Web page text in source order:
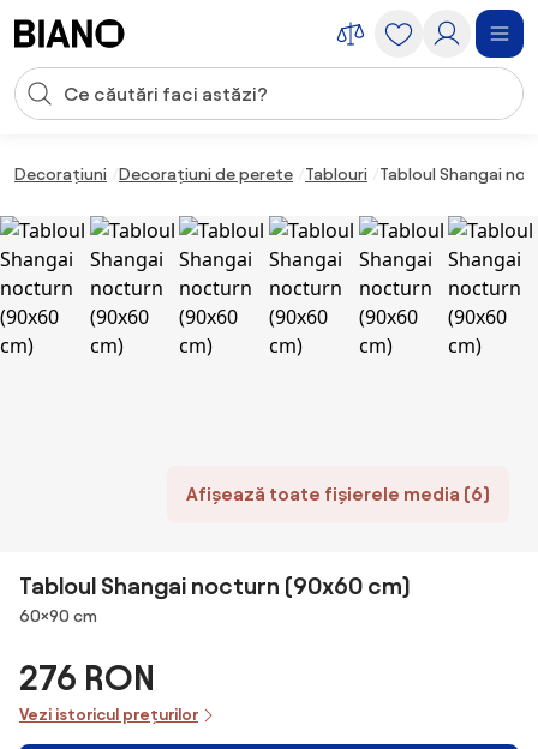
Introducerea căutării
Decorațiuni Decorațiuni de perete Tablouri Tabloul Shangai
Afișează toate fișierele media (6)
Tabloul Shangai nocturn (90x60 cm)
Dimensiuni
60×90 cm
276 RON
Vezi istoricul prețurilor